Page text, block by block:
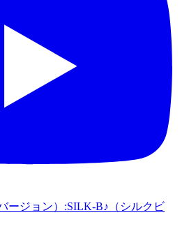
ージョン）:SILK-B♪（シルクビ